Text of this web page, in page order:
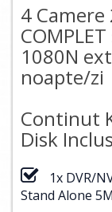
4 Camere
1080N
noapte/zi
Continut
Disk
1x DVR/
Stand Alone